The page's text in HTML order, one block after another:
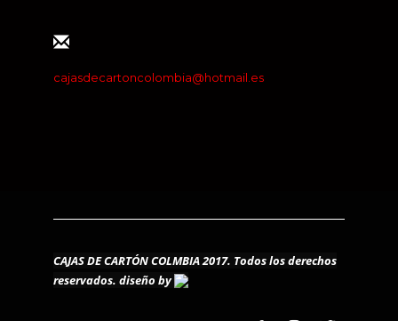
cajasdecartoncolombia@hotmail.es
CAJAS DE CARTÓN COLMBIA 2017. Todos los derechos
reservados. diseño by